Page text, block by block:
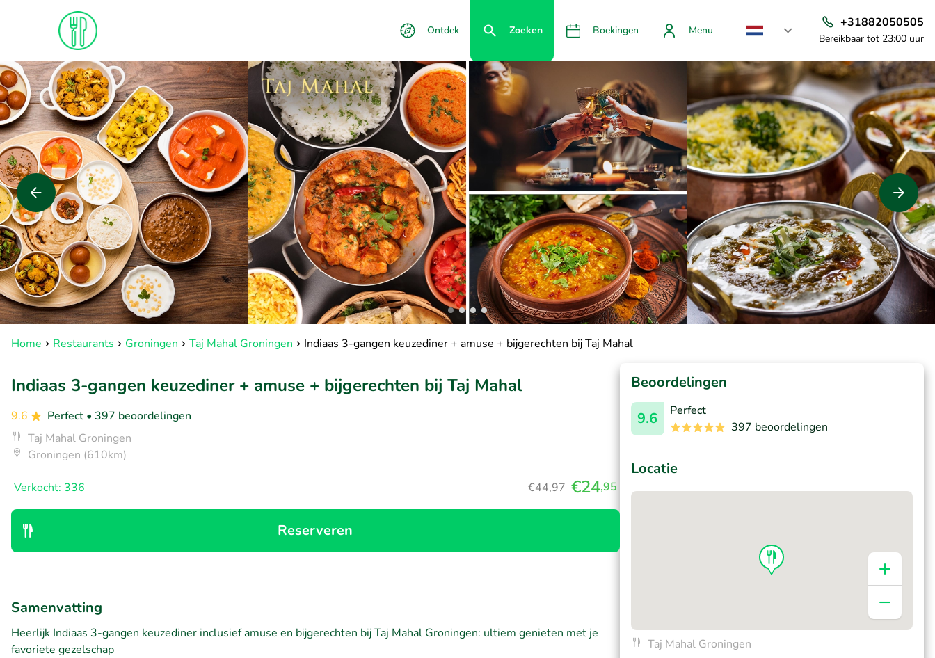
Ontdek Zoeken Boekingen Menu
+31882050505
Bereikbaar tot 23:00 uur
Home Restaurants Groningen Taj Mahal Groningen Indiaas 3-gangen keuzediner + amuse + bijgerechten bij Taj Mahal
Indiaas 3-gangen keuzediner + amuse + bijgerechten bij Taj Mahal
9.6 Perfect • 397 beoordelingen
Taj Mahal Groningen
Groningen (610km)
Verkocht: 336 €44,97 €24,95
Reserveren
Samenvatting
Heerlijk Indiaas 3-gangen keuzediner inclusief amuse en bijgerechten bij Taj Mahal Groningen: ultiem genieten met je
favoriete gezelschap
Beoordelingen
9.6
Perfect
397 beoordelingen
Locatie
Taj Mahal Groningen